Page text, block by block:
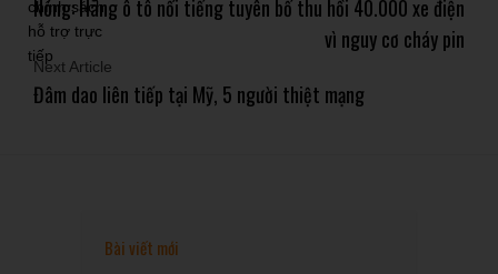
Nóng: Hãng ô tô nổi tiếng tuyên bố thu hồi 40.000 xe điện
vì nguy cơ cháy pin
Next Article
Đâm dao liên tiếp tại Mỹ, 5 người thiệt mạng
Bài viết mới